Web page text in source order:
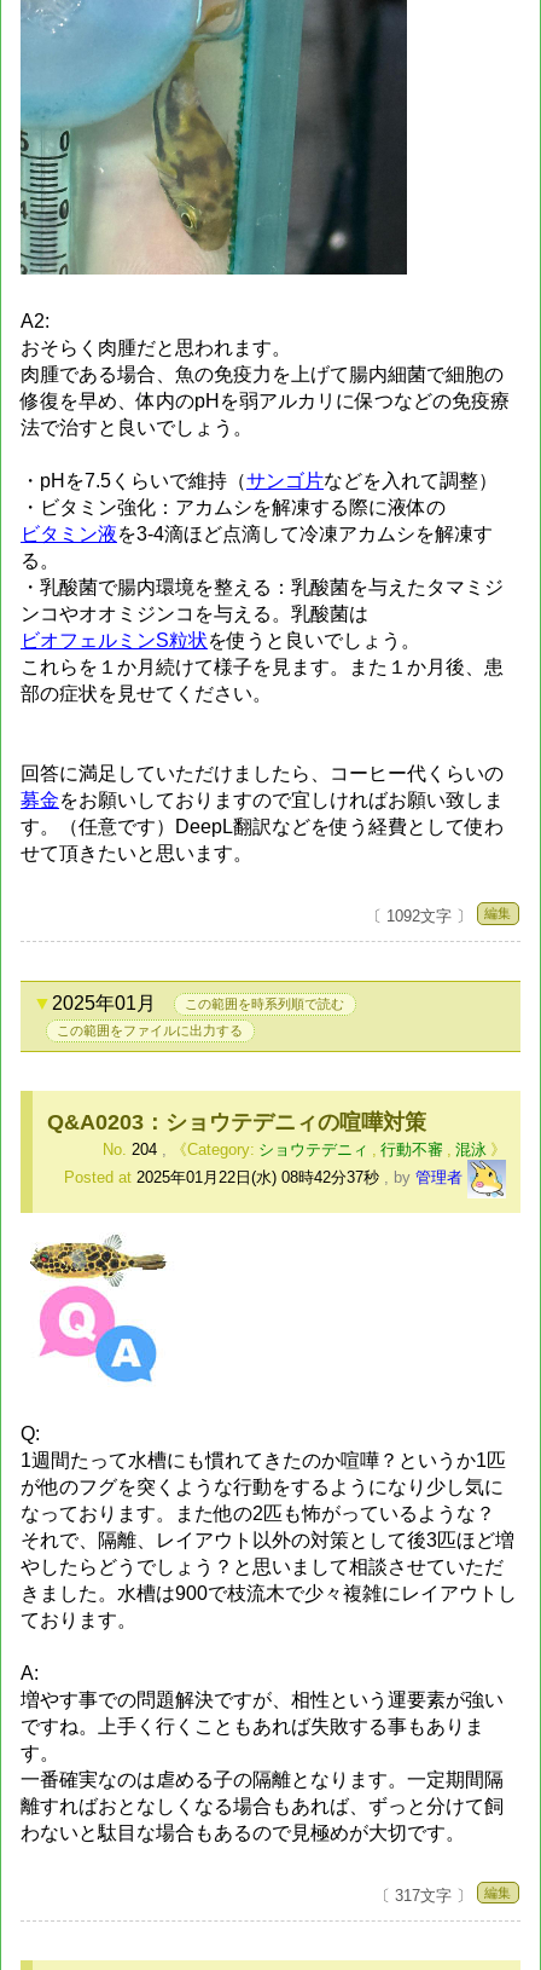
A2:
おそらく肉腫だと思われます。
肉腫である場合、魚の免疫力を上げて腸内細菌で細胞の
修復を早め、体内のpHを弱アルカリに保つなどの免疫療
法で治すと良いでしょう。
・pHを7.5くらいで維持（サンゴ片などを入れて調整）
・ビタミン強化：アカムシを解凍する際に液体の
ビタミン液を3-4滴ほど点滴して冷凍アカムシを解凍す
る。
・乳酸菌で腸内環境を整える：乳酸菌を与えたタマミジ
ンコやオオミジンコを与える。乳酸菌は
ビオフェルミンS粒状を使うと良いでしょう。
これらを１か月続けて様子を見ます。また１か月後、患
部の症状を見せてください。
回答に満足していただけましたら、コーヒー代くらいの
募金をお願いしておりますので宜しければお願い致しま
す。（任意です）DeepL翻訳などを使う経費として使わ
せて頂きたいと思います。
〔 1092文字 〕 編集
2025年01月
この範囲を時系列順で読む
この範囲をファイルに出力する
Q&A0203：ショウテデニィの喧嘩対策
No. 204 ショウテデニィ 行動不審
混泳
Posted at 2025年01月22日(水) 08時42分37秒 , by 管理者
Q:
1週間たって水槽にも慣れてきたのか喧嘩？というか1匹
が他のフグを突くような行動をするようになり少し気に
なっております。また他の2匹も怖がっているような？
それで、隔離、レイアウト以外の対策として後3匹ほど増
やしたらどうでしょう？と思いまして相談させていただ
きました。水槽は900で枝流木で少々複雑にレイアウトし
ております。
A:
増やす事での問題解決ですが、相性という運要素が強い
ですね。上手く行くこともあれば失敗する事もありま
す。
一番確実なのは虐める子の隔離となります。一定期間隔
離すればおとなしくなる場合もあれば、ずっと分けて飼
わないと駄目な場合もあるので見極めが大切です。
〔 317文字 〕 編集